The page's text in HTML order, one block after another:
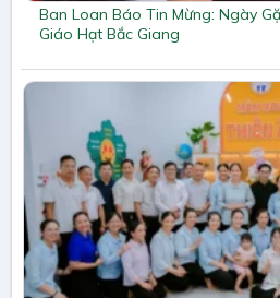
Ban Loan Báo Tin Mừng: Ngày
Giáo Hạt Bắc Giang